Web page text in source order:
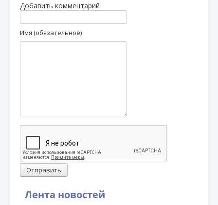
Лента новостей
Добавить комментарий
Имя (обязательное)
Отправить